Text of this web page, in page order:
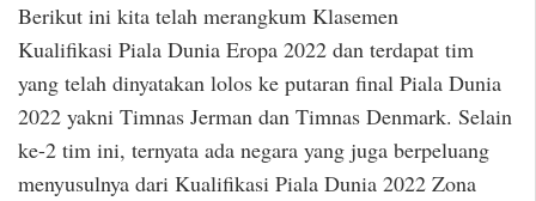
Berikut ini kita telah merangkum Klasemen
Kualifikasi Piala Dunia Eropa 2022 dan terdapat tim
yang telah dinyatakan lolos ke putaran final Piala Dunia
2022 yakni Timnas Jerman dan Timnas Denmark. Selain
ke-2 tim ini, ternyata ada negara yang juga berpeluang
menyusulnya dari Kualifikasi Piala Dunia 2022 Zona